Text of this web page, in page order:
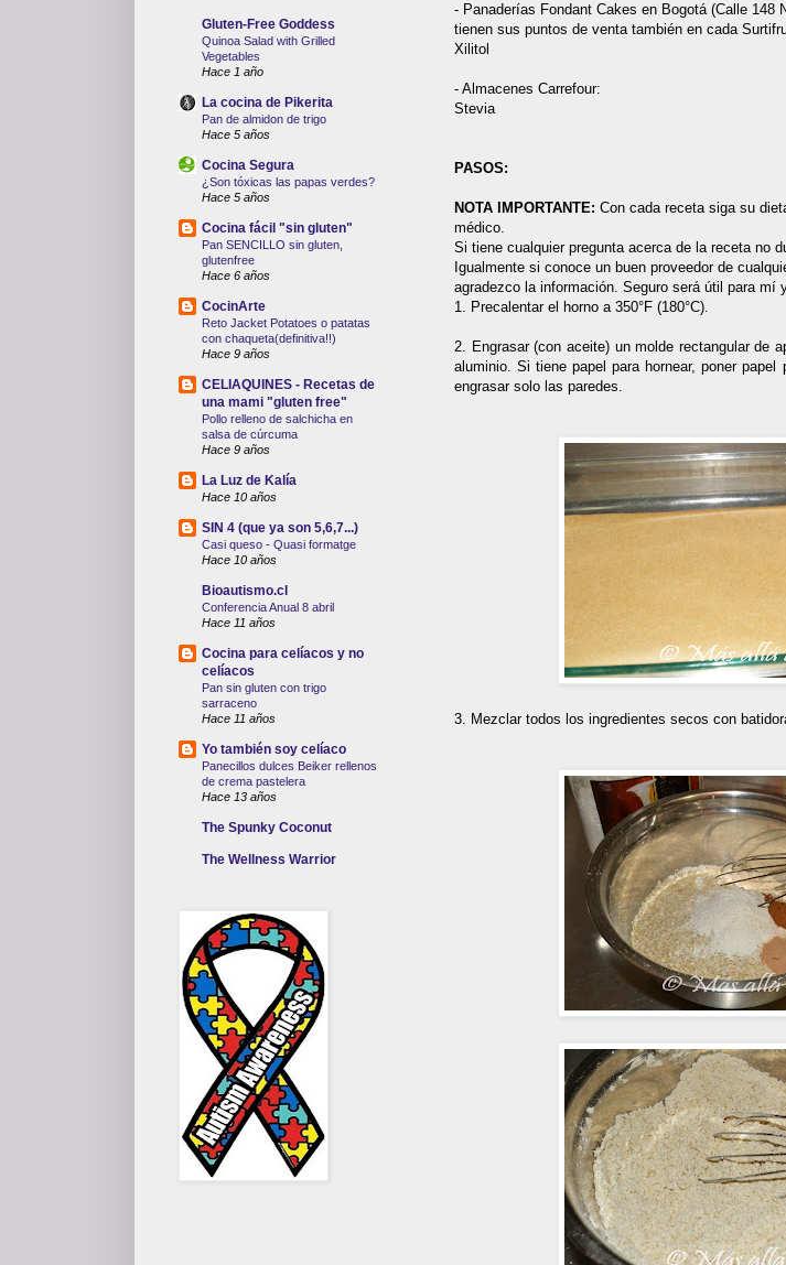
- Panaderías Fondant Cakes en Bogotá (Calle 148
tienen sus puntos de venta también en cada
Xilitol
- Almacenes Carrefour:
Stevia
PASOS:
NOTA IMPORTANTE: Con cada receta siga su
médico.
Si tiene cualquier pregunta acerca de la receta no
Igualmente si conoce un buen proveedor de
agradezco la información. Seguro será útil para mí
1. Precalentar el horno a 350°F (180°C).
2. Engrasar (con aceite) un molde rectangular de
aluminio. Si tiene papel para hornear, poner
engrasar solo las paredes.
3. Mezclar todos los ingredientes secos con
Gluten-Free Goddess
Quinoa Salad with Grilled
Vegetables
Hace 1 año
La cocina de Pikerita
Pan de almidon de trigo
Hace 5 años
Cocina Segura
¿Son tóxicas las papas verdes?
Hace 5 años
Cocina fácil "sin gluten"
Pan SENCILLO sin gluten,
glutenfree
Hace 6 años
CocinArte
Reto Jacket Potatoes o patatas
con chaqueta(definitiva!!)
Hace 9 años
CELIAQUINES - Recetas de
una mami "gluten free"
Pollo relleno de salchicha en
salsa de cúrcuma
Hace 9 años
La Luz de Kalía
Hace 10 años
SIN 4 (que ya son 5,6,7...)
Casi queso - Quasi formatge
Hace 10 años
Bioautismo.cl
Conferencia Anual 8 abril
Hace 11 años
Cocina para celíacos y no
celíacos
Pan sin gluten con trigo
sarraceno
Hace 11 años
Yo también soy celíaco
Panecillos dulces Beiker rellenos
de crema pastelera
Hace 13 años
The Spunky Coconut
The Wellness Warrior